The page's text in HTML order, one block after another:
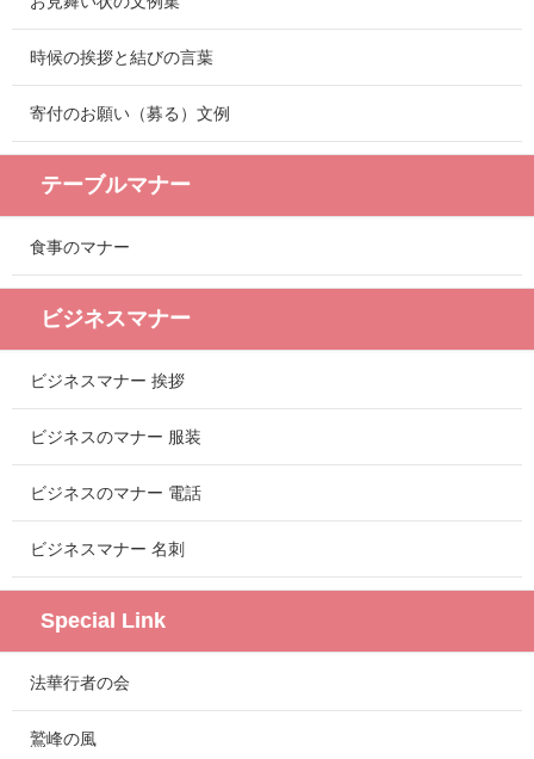
時候の挨拶と結びの言葉
寄付のお願い（募る）文例
テーブルマナー
食事のマナー
ビジネスマナー
ビジネスマナー 挨拶
ビジネスのマナー 服装
ビジネスのマナー 電話
ビジネスマナー 名刺
Special Link
法華行者の会
鷲峰の風